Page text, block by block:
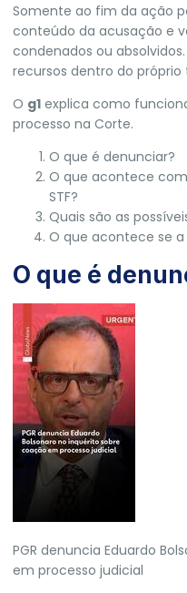
Somente ao fim da ação
conteúdo da acusação e
condenados ou
recursos dentro do próprio
O g1 explica como
processo na Corte.
O que é denunciar?
O que acontece
STF?
Quais são as
O que acontece se
O que é
PGR denuncia Eduardo
em processo judicial